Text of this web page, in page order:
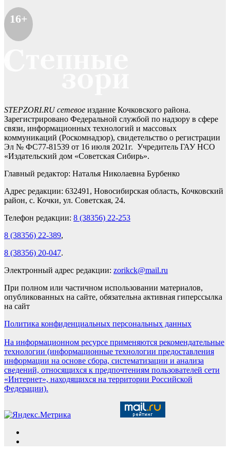
16+
STEPZORI.RU сетевое издание Кочковского района.
Зарегистрировано Федеральной службой по надзору в сфере
связи, информационных технологий и массовых
коммуникаций (Роскомнадзор), свидетельство о регистрации
Эл № ФС77-81539 от 16 июля 2021г. Учредитель ГАУ НСО
«Издательский дом «Советская Сибирь».
Главный редактор: Наталья Николаевна Бурбенко
Адрес редакции: 632491, Новосибирская область, Кочковский
район, с. Кочки, ул. Советская, 24.
Телефон редакции: 8 (38356) 22-253
8 (38356) 22-389,
8 (38356) 20-047.
Электронный адрес редакции: zorikck@mail.ru
При полном или частичном использовании материалов,
опубликованных на сайте, обязательна активная гиперссылка
на сайт
Политика конфиденциальных персональных данных
На информационном ресурсе применяются рекомендательные
технологии (информационные технологии предоставления
информации на основе сбора, систематизации и анализа
сведений, относящихся к предпочтениям пользователей сети
«Интернет», находящихся на территории Российской
Федерации).